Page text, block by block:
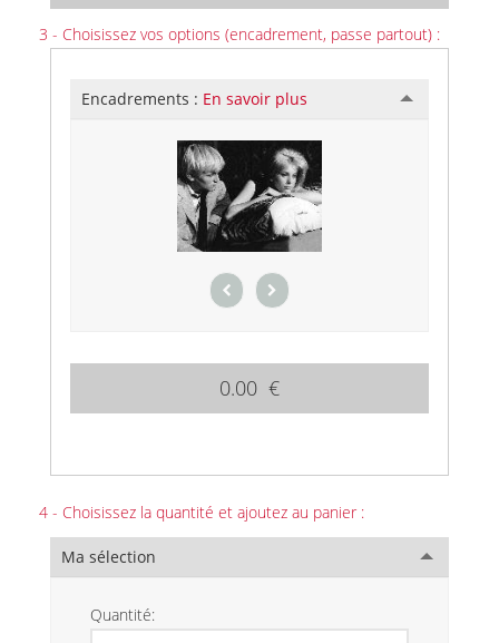
3 - Choisissez vos options (encadrement, passe partout) :
Encadrements : En savoir plus
0.00 €
4 - Choisissez la quantité et ajoutez au panier :
Ma sélection
Quantité: